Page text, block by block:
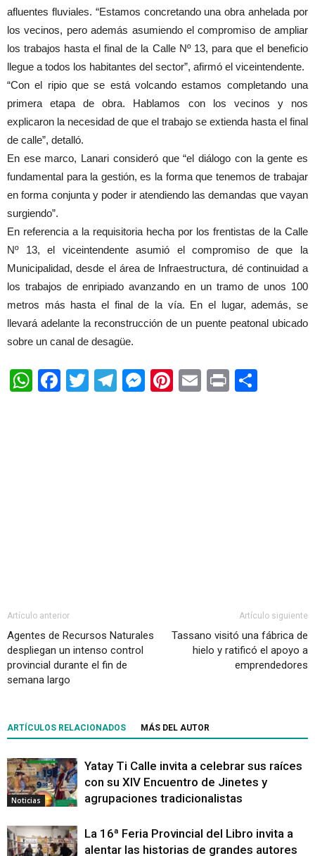
afluentes fluviales. “Estamos concretando una obra anhelada por
los vecinos, pero además asumiendo el compromiso de ampliar
los trabajos hasta el final de la Calle Nº 13, para que el beneficio
llegue a todos los habitantes del sector”, afirmó el viceintendente.
“Con el ripio que se está volcando estamos completando una
primera etapa de obra. Hablamos con los vecinos y nos
explicaron la necesidad de que el trabajo se extienda hasta el final
de calle”, detalló.
En ese marco, Lanari consideró que “el diálogo con la gente es
fundamental para la gestión, es la forma que tenemos de trabajar
en forma conjunta y poder ir atendiendo las demandas que vayan
surgiendo”.
En referencia a la requisitoria hecha por los frentistas de la Calle
Nº 13, el viceintendente asumió el compromiso de que la
Municipalidad, desde el área de Infraestructura, dé continuidad a
los trabajos de enripiado avanzando en un tramo de unos 100
metros más hasta el final de la vía. En el lugar, además, se
llevará adelante la reconstrucción de un puente peatonal ubicado
sobre un canal de desagüe.
WhatsApp
Facebook
TwitterTelegram
Messenger
Pinterest
EmailPrint
Artículo anterior
Agentes de Recursos Naturales
despliegan un intenso control
provincial durante el fin de
semana largo
Artículo siguiente
Tassano visitó una fábrica de
hielo y ratificó el apoyo a
emprendedores
ARTÍCULOS RELACIONADOS MÁS DEL AUTOR
Noticias
Yatay Ti Calle invita a celebrar sus raíces
con su XIV Encuentro de Jinetes y
agrupaciones tradicionalistas
La 16ª Feria Provincial del Libro invita a
alentar las historias de grandes autores